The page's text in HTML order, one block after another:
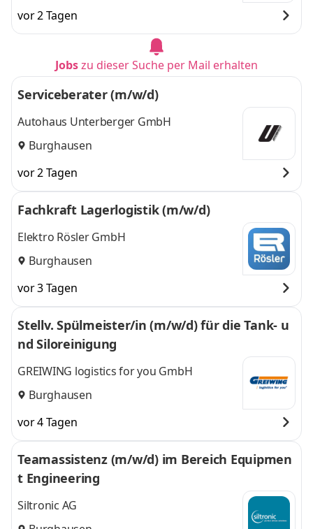
vor 2 Tagen
Jobszu dieser Suche per Mail erhalten
Serviceberater (m/w/d)
Autohaus Unterberger GmbH
Burghausen
vor 2 Tagen
Fachkraft Lagerlogistik (m/w/d)
Elektro Rösler GmbH
Burghausen
vor 3 Tagen
Stellv. Spülmeister/in (m/w/d) für die Tank- u
nd Siloreinigung
GREIWING logistics for you GmbH
Burghausen
vor 4 Tagen
Teamassistenz (m/w/d) im Bereich Equipmen
t Engineering
Siltronic AG